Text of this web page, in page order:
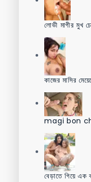
লোভী মাগীর মুখ
কাজের মাসির
magi bon
বেড়াতে গিয়ে এক